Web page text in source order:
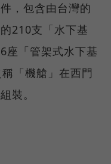
，包含由台灣的
210支「水下基
座「管架式水下基
「機艙」在西門
裝。